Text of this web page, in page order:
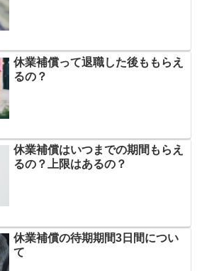
休業補償って退職した後ももらえ
るの？
休業補償はいつまでの期間もらえ
るの？上限はあるの？
休業補償の待期期間3日間につい
て